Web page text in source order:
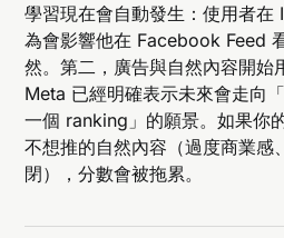
學習現在會自動發生：使用者
為會影響他在 Facebook Feed
然。第二，廣告與自然內容開始
Meta 已經明確表示未來會走向
一個 ranking」的願景。如果你
不想推的自然內容（過度商業感
閉），分數會被拖累。